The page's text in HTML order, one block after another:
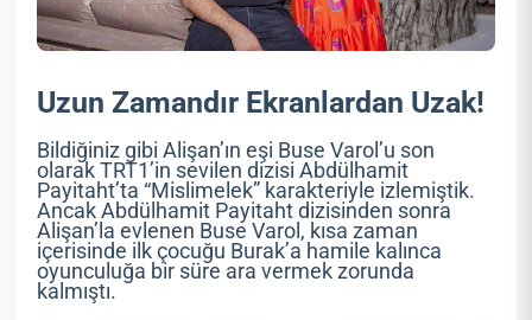
Uzun Zamandır Ekranlardan Uzak!
Bildiğiniz gibi Alişan’ın eşi Buse Varol’u son
olarak TRT1’in sevilen dizisi Abdülhamit
Payitaht’ta “Mislimelek” karakteriyle izlemiştik.
Ancak Abdülhamit Payitaht dizisinden sonra
Alişan’la evlenen Buse Varol, kısa zaman
içerisinde ilk çocuğu Burak’a hamile kalınca
oyunculuğa bir süre ara vermek zorunda
kalmıştı.